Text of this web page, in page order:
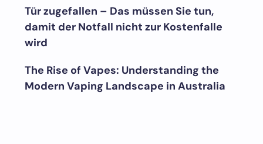
Tür zugefallen – Das müssen Sie tun,
damit der Notfall nicht zur Kostenfalle
wird
The Rise of Vapes: Understanding the
Modern Vaping Landscape in Australia